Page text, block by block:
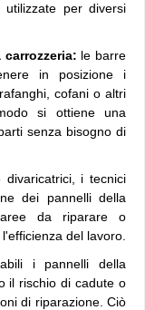
utilizzate per diversi
le barre
in posizione i
cofani o altri
si ottiene una
senza bisogno di
i tecnici
dei pannelli della
aree da riparare o
del lavoro.
i pannelli della
il rischio di cadute o
di riparazione. Ciò